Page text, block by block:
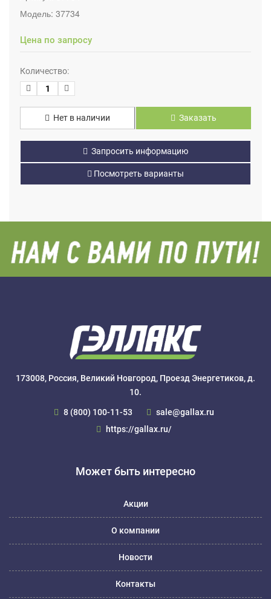
Модель: 37734
Цена по запросу
Количество:
Нет в наличии Заказать
Запросить информацию
Посмотреть варианты
173008, Россия, Великий Новгород, Проезд Энергетиков, д.
10.
8 (800) 100-11-53
sale@gallax.ru
https://gallax.ru/
Может быть интересно
Акции
О компании
Новости
Контакты